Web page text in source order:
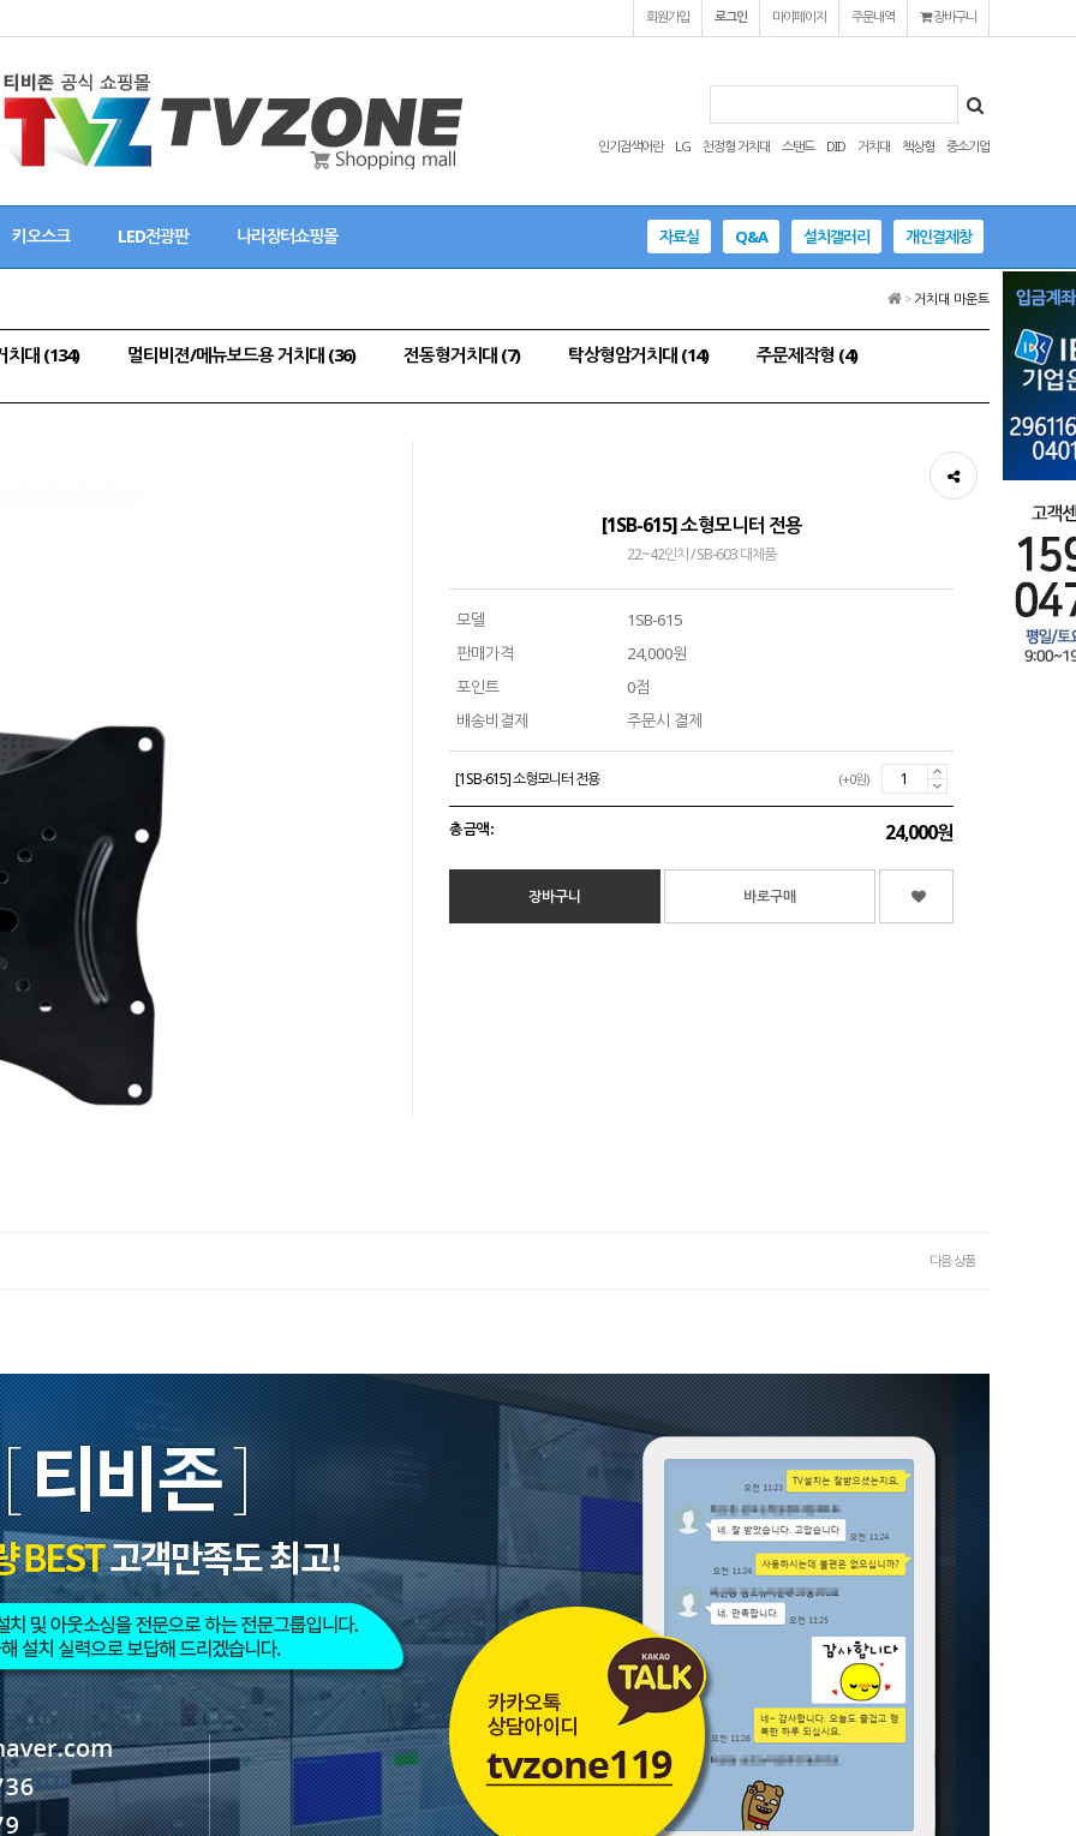
회원가입 로그인 마이페이지 주문내역 장바구니
인기검색어란 LG 천정형 거치대 스탠드 DID 거치대 책상형 중소기업
키오스크 LED전광판 나라장터쇼핑몰 자료실 Q&A 설치갤러리 개인결제창
> 거치대 마운트
치대 (134) 멀티비젼/메뉴보드용 거치대 (36) 전동형거치대 (7) 탁상형암거치대 (14) 주문제작형 (4)
[1SB-615] 소형모니터 전용
22~42인치 / SB-603 대체품
모델
1SB-615
판매가격
24,000원
포인트
0점
배송비결제
주문시 결제
[1SB-615] 소형모니터 전용 (+0원)
총 금액 : 24,000원
다음 상품